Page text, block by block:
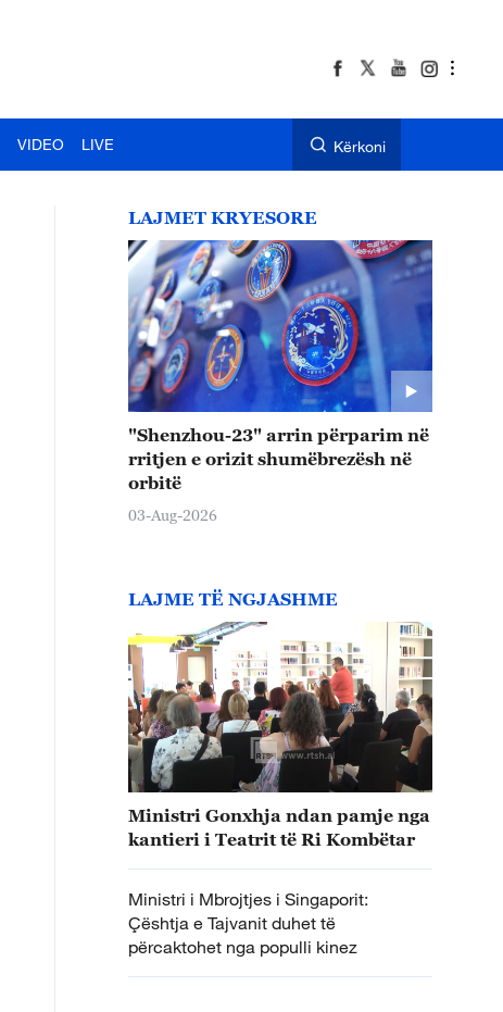
VIDEO LIVE Kërkoni
LAJMET KRYESORE
"Shenzhou-23" arrin përparim në
rritjen e orizit shumëbrezësh në
orbitë
03-Aug-2026
LAJME TË NGJASHME
Ministri Gonxhja ndan pamje nga
kantieri i Teatrit të Ri Kombëtar
Ministri i Mbrojtjes i Singaporit:
Çështja e Tajvanit duhet të
përcaktohet nga populli kinez